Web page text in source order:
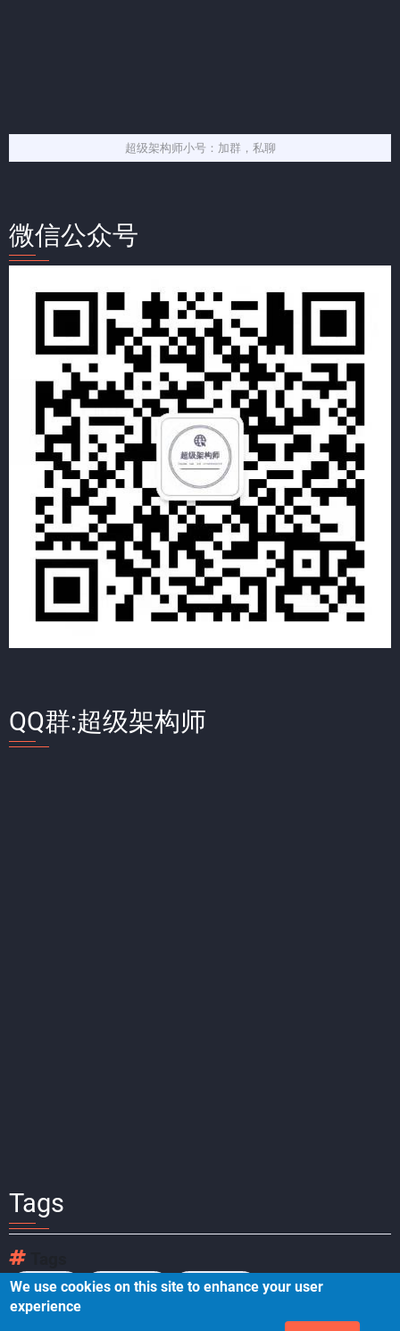
超级架构师小号：加群，私聊
微信公众号
QQ群:超级架构师
Tags
数据架构 数据架构师 数据工程师
We use cookies on this site to enhance your user
experience